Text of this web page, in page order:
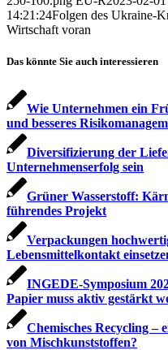
14:21:24Folgen des Ukraine-
Wirtschaft voran
Das könnte Sie auch interessieren
Wie Unternehmen ein
und besseres
Diversifizierung der
Unternehmenserfolg sein
Grüner Wasserstoff:
führendes Projekt
Verpackungen
Lebensmittelkontakt
INGEDE-Symposium
Papier muss aktiv gestärkt
Chemisches Recycling –
von Mischkunststoffen?